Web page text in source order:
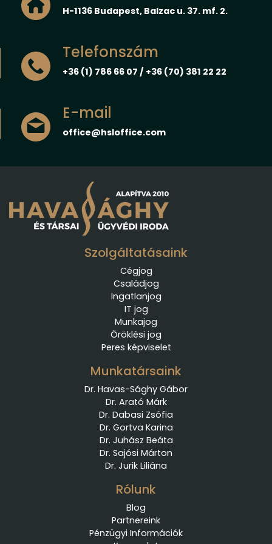
H-1136 Budapest, Balzac u. 37. mf. 2.
Telefonszám
+36 (1) 786 66 07 / +36 (70) 381 22 22
E-mail
office@hsloffice.com
Szolgáltatásaink
Cégjog
Családjog
Ingatlanjog
IT jog
Munkajog
Öröklési jog
Peres képviselet
Munkatársaink
Dr. Havas-Sághy Gábor
Dr. Arató Márk
Dr. Dabasi Zsófia
Dr. Gortva Karina
Dr. Juhász Beáta
Dr. Sajósi Márton
Dr. Jurik Liliána
Rólunk
Blog
Partnereink
Pénzügyi Információk